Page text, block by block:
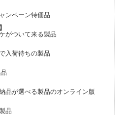
ンペーン特価品
がついて来る製品
入荷待ちの製品
品が選べる製品のオンライン版
品